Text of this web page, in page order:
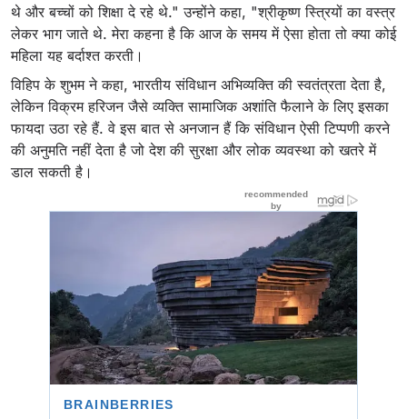
थे और बच्चों को शिक्षा दे रहे थे." उन्होंने कहा, "श्रीकृष्ण स्त्रियों का वस्त्र
लेकर भाग जाते थे. मेरा कहना है कि आज के समय में ऐसा होता तो क्या कोई
महिला यह बर्दाश्त करती।
विहिप के शुभम ने कहा, भारतीय संविधान अभिव्यक्ति की स्वतंत्रता देता है,
लेकिन विक्रम हरिजन जैसे व्यक्ति सामाजिक अशांति फैलाने के लिए इसका
फायदा उठा रहे हैं. वे इस बात से अनजान हैं कि संविधान ऐसी टिप्पणी करने
की अनुमति नहीं देता है जो देश की सुरक्षा और लोक व्यवस्था को खतरे में
डाल सकती है।